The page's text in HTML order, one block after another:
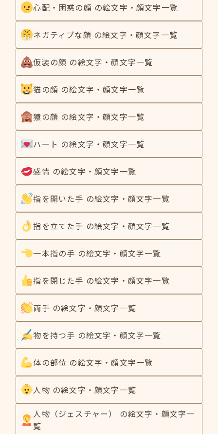
心配・困惑の顔 の絵文字・顔文字一覧
ネガティブな顔 の絵文字・顔文字一覧
仮装の顔 の絵文字・顔文字一覧
猫の顔 の絵文字・顔文字一覧
猿の顔 の絵文字・顔文字一覧
ハート の絵文字・顔文字一覧
感情 の絵文字・顔文字一覧
指を開いた手 の絵文字・顔文字一覧
指を立てた手 の絵文字・顔文字一覧
一本指の手 の絵文字・顔文字一覧
指を閉じた手 の絵文字・顔文字一覧
両手 の絵文字・顔文字一覧
物を持つ手 の絵文字・顔文字一覧
体の部位 の絵文字・顔文字一覧
人物 の絵文字・顔文字一覧
人物（ジェスチャー） の絵文字・顔文字一
覧